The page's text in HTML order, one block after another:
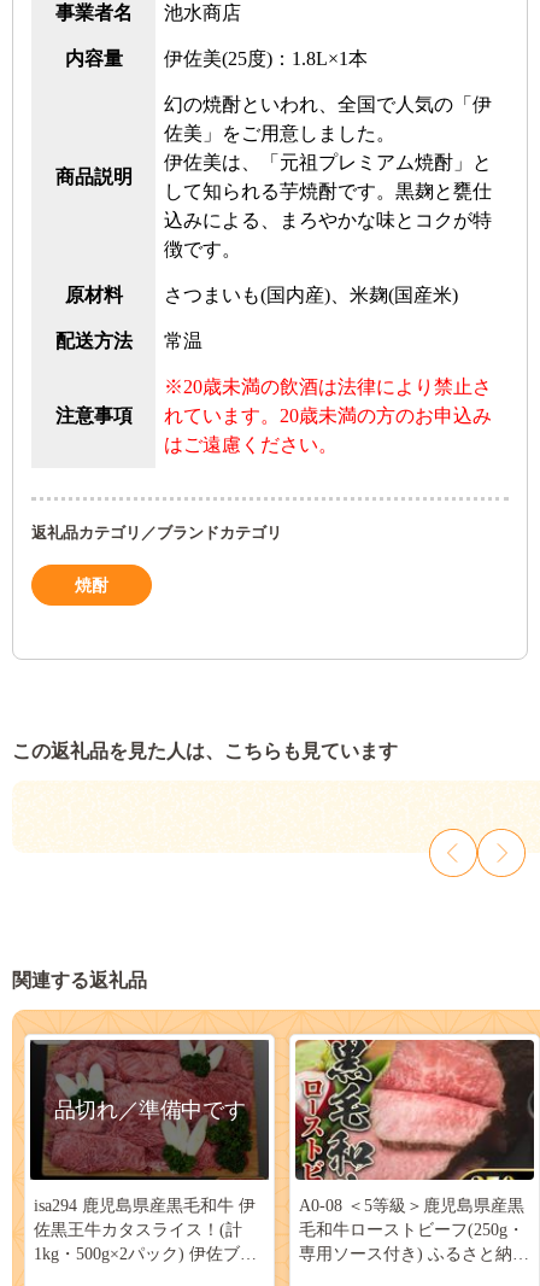
事業者名 池水商店
内容量 伊佐美(25度)：1.8L×1本
商品説明
幻の焼酎といわれ、全国で人気の「伊
佐美」をご用意しました。
伊佐美は、「元祖プレミアム焼酎」と
して知られる芋焼酎です。黒麹と甕仕
込みによる、まろやかな味とコクが特
徴です。
原材料 さつまいも(国内産)、米麹(国産米)
配送方法 常温
注意事項
※20歳未満の飲酒は法律により禁止さ
れています。20歳未満の方のお申込み
はご遠慮ください。
返礼品カテゴリ／ブランドカテゴリ
焼酎
この返礼品を見た人は、こちらも見ています
関連する返礼品
品切れ／準備中です
isa294 鹿児島県産黒毛和牛 伊
佐黒王牛カタスライス！(計
1kg・500g×2パック) 伊佐ブラ
A0-08 ＜5等級＞鹿児島県産黒
毛和牛ローストビーフ(250g・
専用ソース付き) ふるさと納税